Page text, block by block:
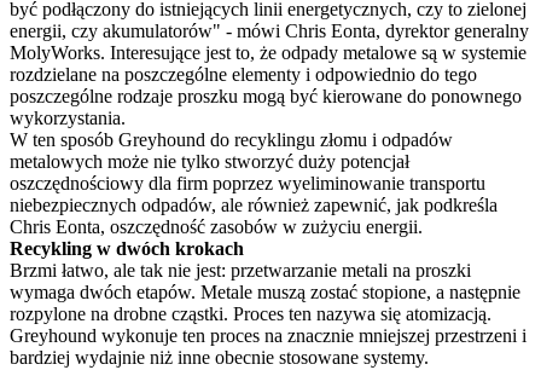
być podłączony do istniejących linii energetycznych, czy to zielonej
energii, czy akumulatorów" - mówi Chris Eonta, dyrektor generalny
MolyWorks. Interesujące jest to, że odpady metalowe są w systemie
rozdzielane na poszczególne elementy i odpowiednio do tego
poszczególne rodzaje proszku mogą być kierowane do ponownego
wykorzystania.
W ten sposób Greyhound do recyklingu złomu i odpadów
metalowych może nie tylko stworzyć duży potencjał
oszczędnościowy dla firm poprzez wyeliminowanie transportu
niebezpiecznych odpadów, ale również zapewnić, jak podkreśla
Chris Eonta, oszczędność zasobów w zużyciu energii.
Recykling w dwóch krokach
Brzmi łatwo, ale tak nie jest: przetwarzanie metali na proszki
wymaga dwóch etapów. Metale muszą zostać stopione, a następnie
rozpylone na drobne cząstki. Proces ten nazywa się atomizacją.
Greyhound wykonuje ten proces na znacznie mniejszej przestrzeni i
bardziej wydajnie niż inne obecnie stosowane systemy.